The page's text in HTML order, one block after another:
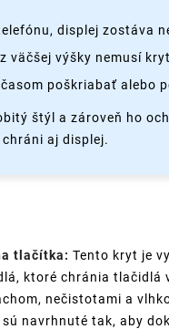
displej zostáva
väčšej výšky nemusí
poškriabať alebo
štýl a zároveň ho
aj displej.
tlačítka: Tento kryt je
ktoré chránia tlačidlá
nečistotami a
navrhnuté tak, aby